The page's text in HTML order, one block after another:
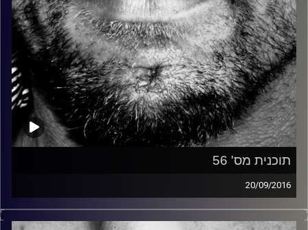
תוכנית מס' 56
20/09/2016
זיפים, מוזיקה מחוספסת של הופעות חיות. הרבה ג'אם, רוק,
בלוז, bluegrass, ג'אז, Fאנק, פרוגרסיב ואפילו אלקטרוניקה.